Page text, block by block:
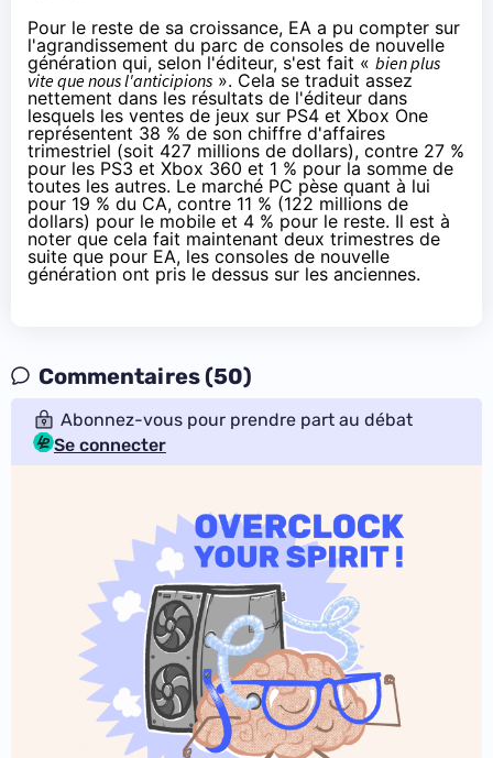
Pour le reste de sa croissance, EA a pu compter sur
l'agrandissement du parc de consoles de nouvelle
génération qui, selon l'éditeur, s'est fait « bien plus
vite que nous l'anticipions ». Cela se traduit assez
nettement dans les résultats de l'éditeur dans
lesquels les ventes de jeux sur PS4 et Xbox One
représentent 38 % de son chiffre d'affaires
trimestriel (soit 427 millions de dollars), contre 27 %
pour les PS3 et Xbox 360 et 1 % pour la somme de
toutes les autres. Le marché PC pèse quant à lui
pour 19 % du CA, contre 11 % (122 millions de
dollars) pour le mobile et 4 % pour le reste. Il est à
noter que cela fait maintenant deux trimestres de
suite que pour EA, les consoles de nouvelle
génération ont pris le dessus sur les anciennes.
Commentaires (50)
Abonnez-vous pour prendre part au débat
Se connecter